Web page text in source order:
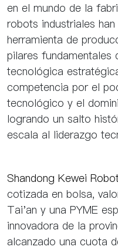
en el mundo de la
robots industriales
herramienta de
pilares
tecnológica
competencia por el
tecnológico y el
logrando un salto
escala al liderazgo
Shandong Kewei
cotizada en bolsa,
Tai'an y una PYME
innovadora de la
alcanzado una cuota